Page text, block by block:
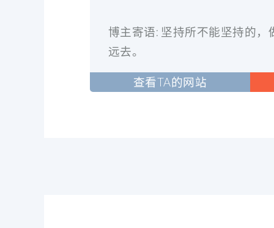
博主寄语: 坚持所不能坚持的，
远去。
查看TA的网站